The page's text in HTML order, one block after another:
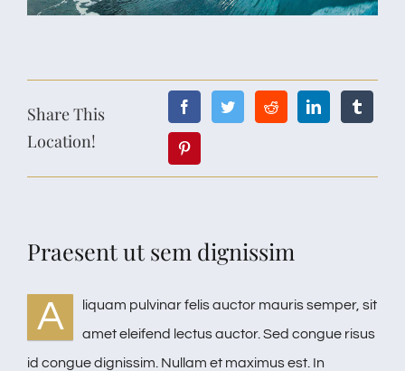
Share This
Location!
Praesent ut sem dignissim
A
liquam pulvinar felis auctor mauris semper, sit
amet eleifend lectus auctor. Sed congue risus
id congue dignissim. Nullam et maximus est. In